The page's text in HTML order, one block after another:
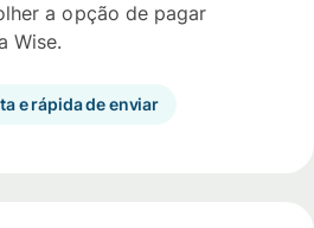
a opção de pagar
Wise.
e rápida de enviar